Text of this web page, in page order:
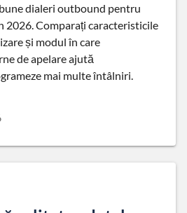
dialeri outbound pentru
2026. Comparați caracteristicile
și modul în care
de apelare ajută
mai multe întâlniri.